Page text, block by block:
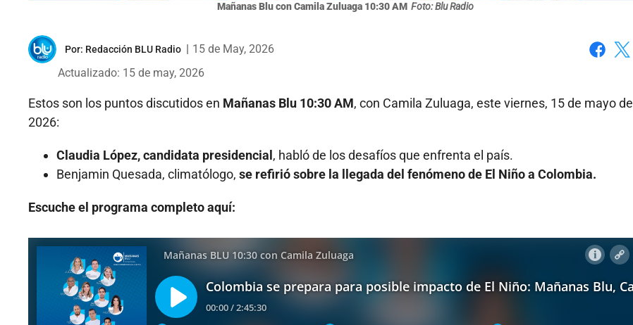
Mañanas Blu con Camila Zuluaga 10:30 AM Foto: Blu Radio
Por: Redacción BLU Radio
15 de May, 2026
Actualizado: 15 de may, 2026
Estos son los puntos discutidos en Mañanas Blu 10:30 AM, con Camila Zuluaga, este viernes, 15 de mayo de
2026:
Claudia López, candidata presidencial , habló de los desafíos que enfrenta el país.
Benjamin Quesada, climatólogo, se refirió sobre la llegada del fenómeno de El Niño a Colombia.
Escuche el programa completo aquí: